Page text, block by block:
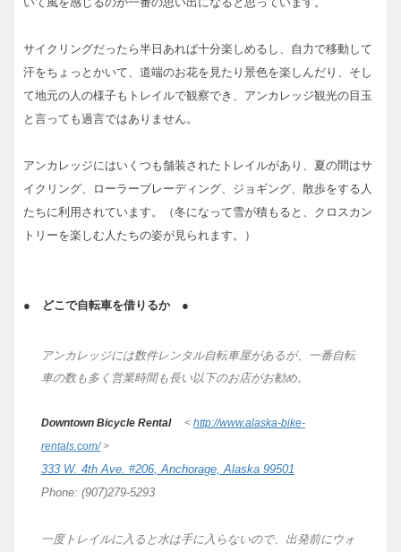
サイクリングだったら半日あれば十分楽しめるし、自力で移動して
汗をちょっとかいて、道端のお花を見たり景色を楽しんだり、そし
て地元の人の様子もトレイルで観察でき、アンカレッジ観光の目玉
と言っても過言ではありません。
アンカレッジにはいくつも舗装されたトレイルがあり、夏の間はサ
イクリング、ローラーブレーディング、ジョギング、散歩をする人
たちに利用されています。（冬になって雪が積もると、クロスカン
トリーを楽しむ人たちの姿が見られます。）
● どこで自転車を借りるか ●
アンカレッジには数件レンタル自転車屋があるが、一番自転
車の数も多く営業時間も長い以下のお店がお勧め。
Downtown Bicycle Rental< http://www.alaska-bike-
rentals.com/>
333 W. 4th Ave. #206, Anchorage, Alaska 99501
Phone: (907)279-5293
一度トレイルに入ると水は手に入らないので、出発前にウォ